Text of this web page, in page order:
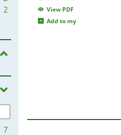
3
3
3
2
2
2
1
1
1
7
View PDF
Add to my